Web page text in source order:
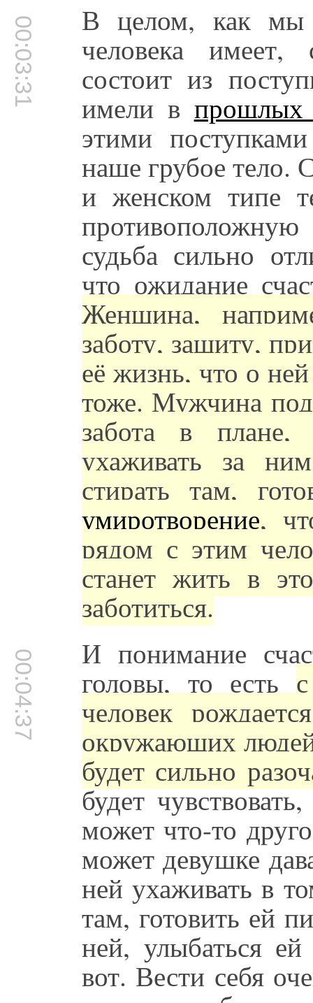
00:03:31 В целом, как мы
человека
состоит из
имели в прошлых
этими
наше грубое тело.
и женском типе
судьба сильно
что ожидание
Женщина,
заботу, защиту,
её жизнь, что о
тоже. Мужчина
забота в
ухаживать за
стирать там,
умиротворение,
рядом с этим
станет жить в
заботиться.
00:04:37 И понимание
головы, то есть
человек
окружающих
будет сильно
будет
может что-то
может девушке
ней ухаживать в
там, готовить ей
ней, улыбаться
вот. Вести себя